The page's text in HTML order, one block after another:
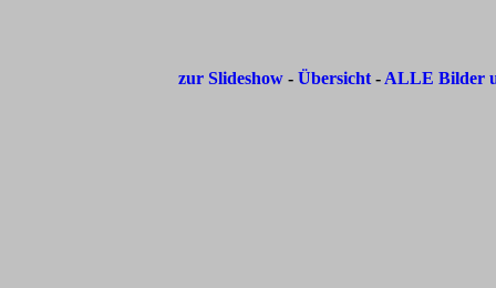
zur Slideshow -Übersicht- ALLE Bilder